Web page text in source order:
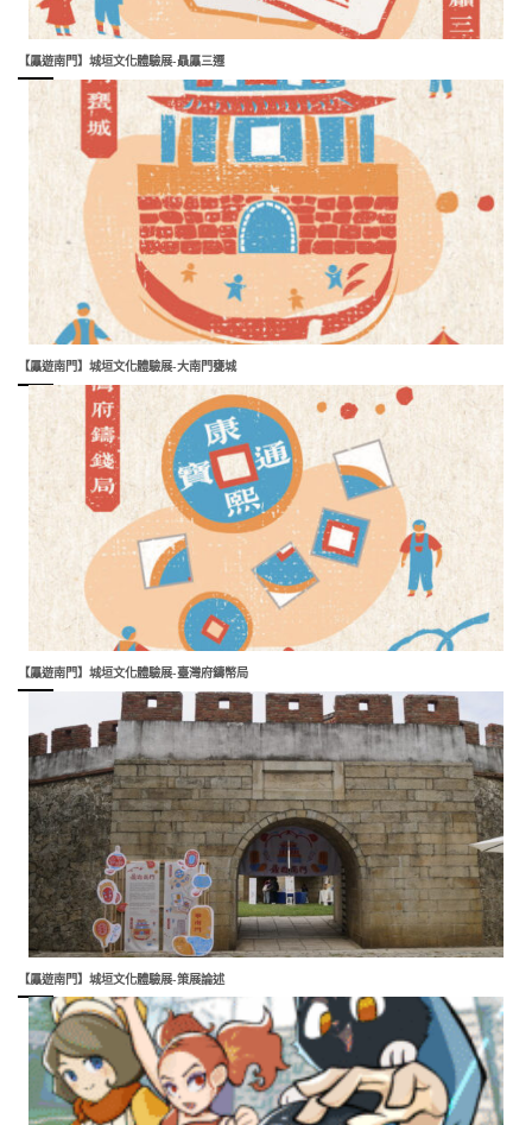
【屭遊南門】城垣文化體驗展-贔屭三遷
【屭遊南門】城垣文化體驗展-大南門甕城
【屭遊南門】城垣文化體驗展-臺灣府鑄幣局
【屭遊南門】城垣文化體驗展-策展論述